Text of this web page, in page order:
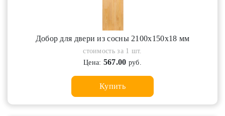
Добор для двери из сосны 2100х150х18 мм
стоимость за 1 шт.
Цена: 567.00 руб.
Купить